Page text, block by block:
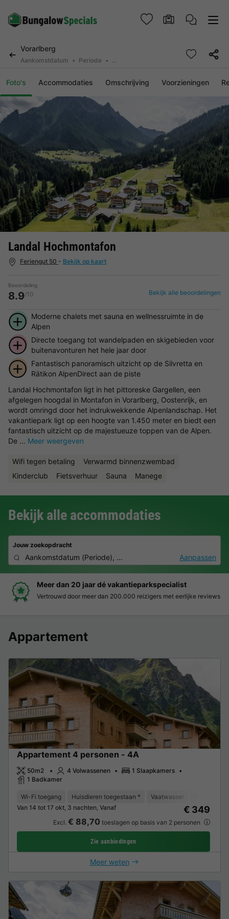
Vorarlberg
Aankomstdatum Periode 2 deelnemers, 0 huisdier
Foto's Accommodaties Omschrijving Voorzieningen
Landal Hochmontafon
Feriengut 50 - Bekijk op kaart
Beoordeling
8.9/10 Bekijk alle beoordelingen
Moderne chalets met sauna en wellnessruimte in de
Alpen
Directe toegang tot wandelpaden en skigebieden voor
buitenavonturen het hele jaar door
Fantastisch panoramisch uitzicht op de Silvretta en
Rätikon AlpenDirect aan de piste
Landal Hochmontafon ligt in het pittoreske Gargellen, een
afgelegen hoogdal in Montafon in Vorarlberg, Oostenrijk, en
wordt omringd door het indrukwekkende Alpenlandschap. Het
vakantiepark ligt op een hoogte van 1.450 meter en biedt een
fantastisch uitzicht op de majestueuze toppen van de Alpen.
De ... Meer weergeven
Wifi tegen betaling
Verwarmd binnenzwembad
Kinderclub
Fietsverhuur Sauna Manege
Bekijk alle accommodaties
Jouw zoekopdracht
Aankomstdatum (Periode), 2 deelnemers, 0 huisdierAanpassen
Boek eenvoudig en zonder stress
Duidelijke prijzen, moeiteloos boeken en veilige
Appartement
Appartement 4 personen - 4A
50m2 4 Volwassenen
1 Slaapkamers
1 Badkamer
Wi-Fi toegang Huisdieren toegestaan * Vaatwasser
Van 14 tot 17 okt, 3 nachten, Vanaf
€ 349
Excl. € 88,70 toeslagen op basis van 2 personen
Zie aanbiedingen
Meer weten